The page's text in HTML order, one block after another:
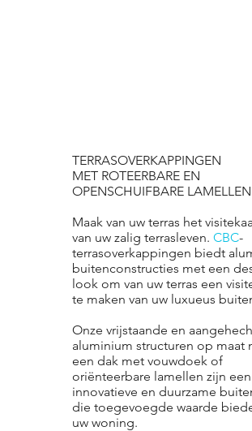
TERRASOVERKAPPINGEN
MET ROTEERBARE EN
OPENSCHUIFBARE LAMELLEN
Maak van uw terras het
van uw zalig terrasleven.CBC-
terrasoverkappingen biedt
buitenconstructies met een
look om van uw terras een
te maken van uw luxueus
Onze vrijstaande en
aluminium structuren op maat
een dak met vouwdoek of
oriënteerbare lamellen zijn een
innovatieve en duurzame
die toegevoegde waarde
uw woning.